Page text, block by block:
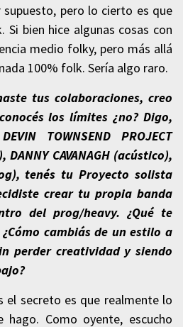
supuesto, pero lo cierto es que
bien hice algunas cosas con
medio folky, pero más allá
100% folk. Sería algo raro.
tus colaboraciones, creo
los límites ¿no? Digo,
TOWNSEND PROJECT
CAVANAGH (acústico),
tenés tu Proyecto solista
crear tu propia banda
del prog/heavy. ¿Qué te
cambiás de un estilo a
perder creatividad y siendo
el secreto es que realmente lo
Como oyente, escucho